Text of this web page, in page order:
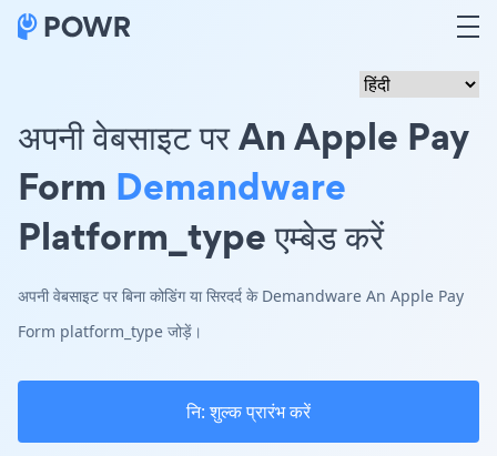
अपनी वेबसाइट पर An Apple Pay
Form Demandware
Platform_type एम्बेड करें
अपनी वेबसाइट पर बिना कोडिंग या सिरदर्द के Demandware An Apple Pay
Form platform_type जोड़ें।
नि: शुल्क प्रारंभ करें